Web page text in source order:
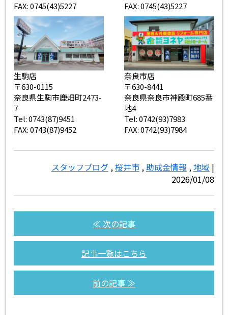
FAX: 0745(43)5227
FAX: 0745(43)5227
生駒店
〒630-0115
奈良県生駒市鹿畑町2473-
7
Tel: 0743(87)9451
FAX: 0743(87)9452
奈良市店
〒630-8441
奈良県奈良市神殿町685番
地4
Tel: 0742(93)7983
FAX: 0742(93)7984
スタッフブログ,桜井市,助成金情報 ,地域 |
2026/01/08
≪ 次の記事
記事一覧はこちら
前の記事 ≫